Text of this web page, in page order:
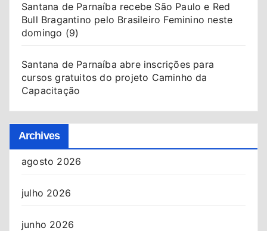
Santana de Parnaíba recebe São Paulo e Red
Bull Bragantino pelo Brasileiro Feminino neste
domingo (9)
Santana de Parnaíba abre inscrições para
cursos gratuitos do projeto Caminho da
Capacitação
Archives
agosto 2026
julho 2026
junho 2026